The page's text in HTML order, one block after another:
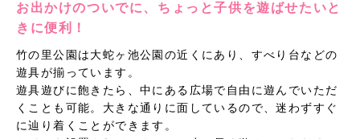
お出かけのついでに、ちょっと子供を遊ばせたいと
きに便利！
竹の里公園は大蛇ヶ池公園の近くにあり、すべり台などの
遊具が揃っています。
遊具遊びに飽きたら、中にある広場で自由に遊んでいただ
くことも可能。大きな通りに面しているので、迷わずすぐ
に辿り着くことができます。